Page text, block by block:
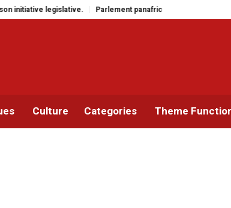
panafricain : à Johannesburg, Aimé Boji Sangara multiplie
Culture Categories Theme